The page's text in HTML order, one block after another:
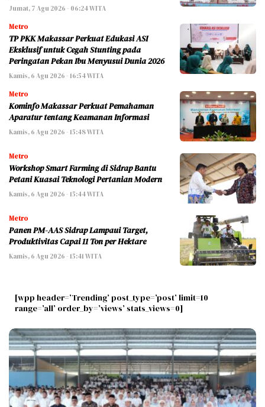
Jumat, 7 Agu 2026 - 06:24 WITA
Metro
TP PKK Makassar Perkuat Edukasi ASI
Eksklusif untuk Cegah Stunting pada
Peringatan Pekan Ibu Menyusui Dunia 2026
Kamis, 6 Agu 2026 - 16:54 WITA
Metro
Kominfo Makassar Perkuat Pemahaman
Aparatur tentang Keamanan Informasi
Kamis, 6 Agu 2026 - 15:48 WITA
Metro
Workshop Smart Farming di Sidrap Bantu
Petani Kuasai Teknologi Pertanian Modern
Kamis, 6 Agu 2026 - 15:44 WITA
Metro
Panen PM-AAS Sidrap Lampaui Target,
Produktivitas Capai 11 Ton per Hektare
Kamis, 6 Agu 2026 - 15:41 WITA
[wpp header=’Trending’ post_type=’post’ limit=10
range=’all’ order_by=’views’ stats_views=0]